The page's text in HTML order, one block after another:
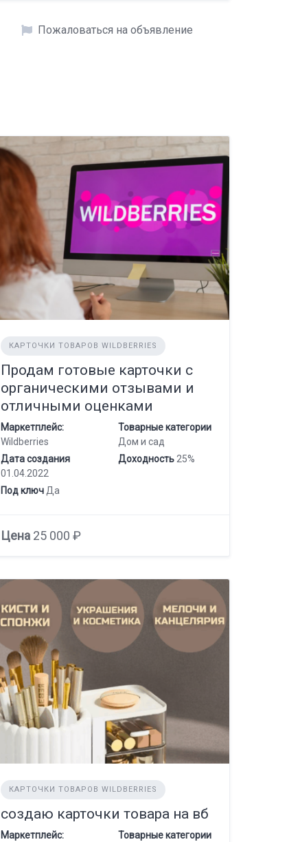
Пожаловаться на объявление
КАРТОЧКИ ТОВАРОВ WILDBERRIES
Продам готовые карточки с
органическими отзывами и
отличными оценками
Маркетплейс:
Wildberries
Товарные категории
Дом и сад
Дата создания
01.04.2022
Доходность25%
Под ключ Да
Цена 25 000 ₽
КАРТОЧКИ ТОВАРОВ WILDBERRIES
создаю карточки товара на вб
Маркетплейс:
Товарные категории